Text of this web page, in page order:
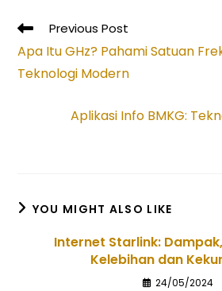
Read
articles
Previous Post
Apa Itu GHz? Pahami Satuan
Teknologi Modern
Aplikasi Info BMKG:
YOU MIGHT ALSO LIKE
Internet Starlink:
Kelebihan dan
24/05/2024